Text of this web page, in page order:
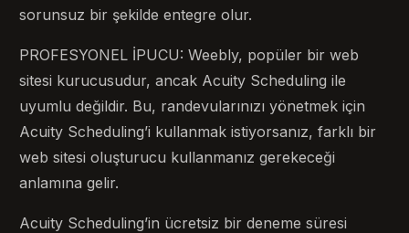
sorunsuz bir şekilde entegre olur.
PROFESYONEL İPUCU: Weebly, popüler bir web
sitesi kurucusudur, ancak Acuity Scheduling ile
uyumlu değildir. Bu, randevularınızı yönetmek için
Acuity Scheduling’i kullanmak istiyorsanız, farklı bir
web sitesi oluşturucu kullanmanız gerekeceği
anlamına gelir.
Acuity Scheduling’in ücretsiz bir deneme süresi